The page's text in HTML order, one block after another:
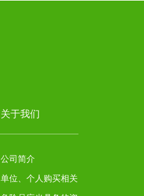
关于我们
公司简介
单位、个人购买相关